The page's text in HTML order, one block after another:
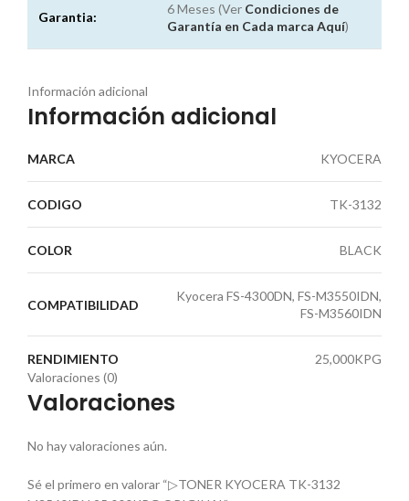
Garantia:
6 Meses (Ver Condiciones de
Garantía en Cada marca Aquí)
Información adicional
Información adicional
MARCA KYOCERA
CODIGO TK-3132
COLOR BLACK
COMPATIBILIDAD
Kyocera FS-4300DN, FS-M3550IDN,
FS-M3560IDN
RENDIMIENTO
25,000KPG
Valoraciones (0)
Valoraciones
No hay valoraciones aún.
Sé el primero en valorar “▷TONER KYOCERA TK-3132